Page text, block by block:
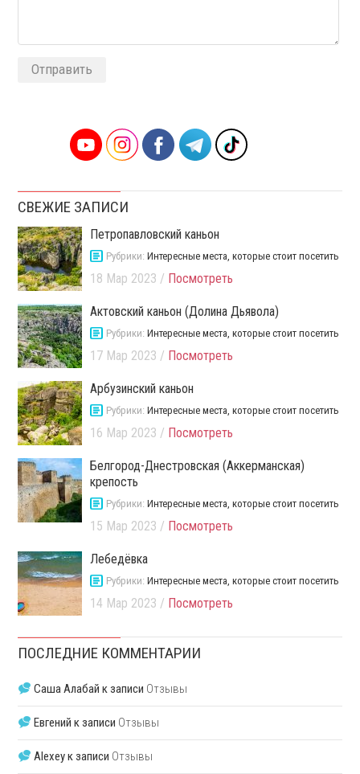
СВЕЖИЕ ЗАПИСИ
Петропавловский каньон
Рубрики:Интересные места, которые стоит посетить
18 Мар 2023 / Посмотреть
Актовский каньон (Долина Дьявола)
Рубрики:Интересные места, которые стоит посетить
17 Мар 2023 / Посмотреть
Арбузинский каньон
Рубрики:Интересные места, которые стоит посетить
16 Мар 2023 / Посмотреть
Белгород-Днестровская (Аккерманская)
крепость
Рубрики:Интересные места, которые стоит посетить
15 Мар 2023 / Посмотреть
Лебедёвка
Рубрики:Интересные места, которые стоит посетить
14 Мар 2023 / Посмотреть
ПОСЛЕДНИЕ КОММЕНТАРИИ
Саша Алабай к записи Отзывы
Евгений к записи Отзывы
Alexeyк записи Отзывы